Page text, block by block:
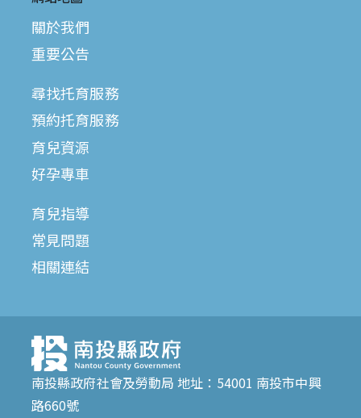
關於我們
重要公告
尋找托育服務
預約托育服務
育兒資源
好孕專車
育兒指導
常見問題
相關連結
南投縣政府社會及勞動局 地址：54001 南投市中興
路660號